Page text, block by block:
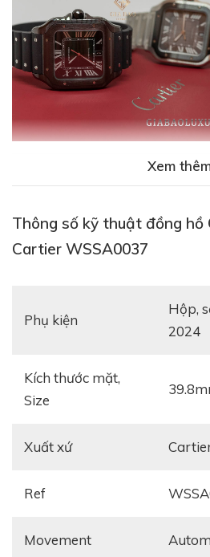
Santos có kiểu dáng độc nhất
được bo tròn bốn góc trong
Xem
Thông số kỹ thuật đồng hồ
Cartier WSSA0037
Phụ kiện
hộp, sổ, thẻ bảo hành
2024
Kích thước mặt,
Size
Xuất xứ
Ref
Movement